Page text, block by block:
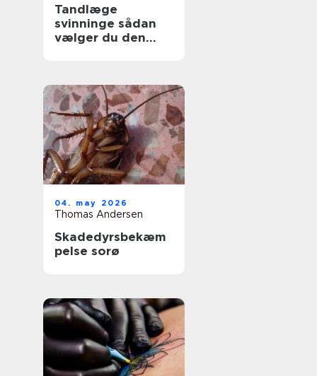
Tandlæge
svinninge sådan
vælger du den
04. may 2026
Thomas Andersen
Skadedyrsbekæm
pelse sorø